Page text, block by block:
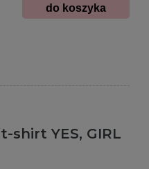
do koszyka
shirt YES, GIRL